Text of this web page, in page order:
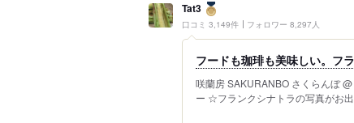
Tat3
口コミ 3,149件 フォロワー 8,297人
フードも珈琲も美味しい。フ
咲蘭房 SAKURANBO さくらんぼ
ー ☆フランクシナトラの写真がお